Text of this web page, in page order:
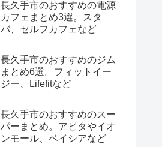
長久手市のおすすめの電源
カフェまとめ3選。スタ
バ、セルフカフェなど
長久手市のおすすめのジム
まとめ6選。フィットイー
ジー、Lifefitなど
長久手市のおすすめのスー
パーまとめ。アピタやイオ
ンモール、ベイシアなど